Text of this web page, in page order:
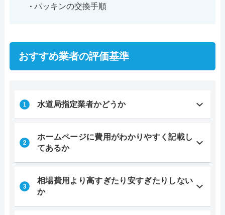
パッキンの交換手順
おすすめ業者の評価基準
水道局指定業者かどうか
ホームページに費用がわかりやすく記載し
てあるか
相場費用より高すぎたり安すぎたりしない
か